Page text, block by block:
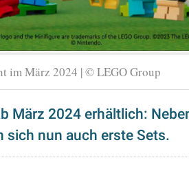
im März 2024 | © LEGO Group
März 2024 erhältlich:
sich nun auch erste Sets.